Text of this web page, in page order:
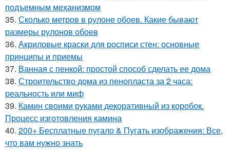
подъемным механизмом
35. Сколько метров в рулоне обоев. Какие бывают
размеры рулонов обоев
36. Акриловые краски для росписи стен: основные
принципы и приемы
37. Ванная с пенкой: простой способ сделать ее дома
38. Строительство дома из пенопласта за 2 часа:
реальность или миф
39. Камин своими руками декоративный из коробок.
Процесс изготовления камина
40. 200+ Бесплатные пугало & Пугать изображения: Все,
что вам нужно знать